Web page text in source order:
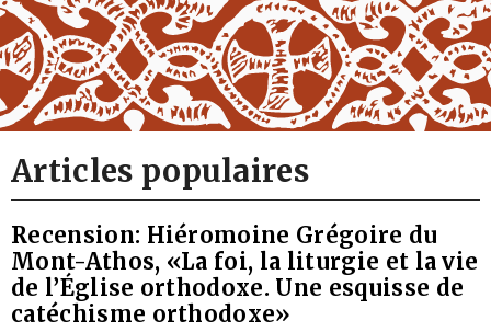
Articles populaires
Recension: Hiéromoine Grégoire du
Mont-Athos, «La foi, la liturgie et la vie
de l’Église orthodoxe. Une esquisse de
catéchisme orthodoxe»